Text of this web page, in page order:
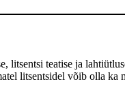
teatise ja
litsentsidel võib olla ka